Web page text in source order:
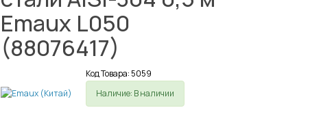
Emaux L050
(88076417)
Код Товара: 5059
Наличие: В наличии